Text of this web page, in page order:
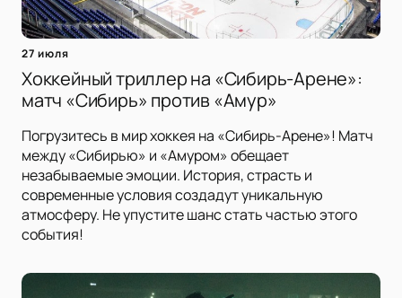
27 июля
Хоккейный триллер на «Сибирь-Арене»:
матч «Сибирь» против «Амур»
Погрузитесь в мир хоккея на «Сибирь-Арене»! Матч
между «Сибирью» и «Амуром» обещает
незабываемые эмоции. История, страсть и
современные условия создадут уникальную
атмосферу. Не упустите шанс стать частью этого
события!